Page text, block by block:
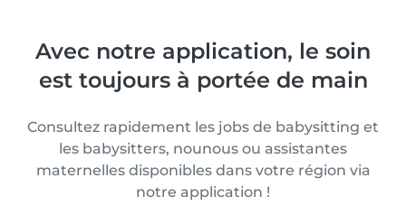
Avec notre application, le soin
est toujours à portée de main
Consultez rapidement les jobs de babysitting et
les babysitters, nounous ou assistantes
maternelles disponibles dans votre région via
notre application !